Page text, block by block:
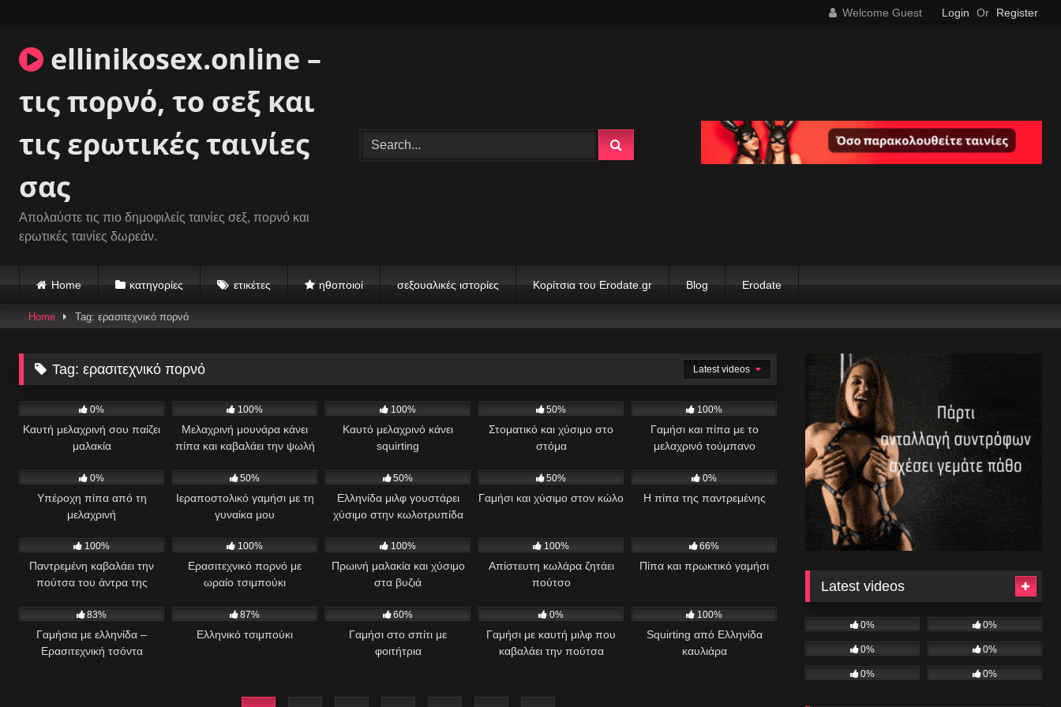
content
Welcome Guest Login Or Register
ellinikosex.online –
τις πορνό, το σεξ και
τις ερωτικές ταινίες
σας
Απολαύστε τις πιο δημοφιλείς ταινίες σεξ, πορνό και
ερωτικές ταινίες δωρεάν.
Home κατηγορίες ετικέτες ηθοποιοί σεξουαλικές ιστορίες Κορίτσια του Erodate.gr Blog Erodate
Home Tag: ερασιτεχνικό πορνό
Tag:ερασιτεχνικό πορνό
Latest videos
0%
Καυτή μελαχρινή σου παίζει
μαλακία
100%
Μελαχρινή μουνάρα κάνει
πίπα και καβαλάει την ψωλή
100%
Καυτό μελαχρινό κάνει
squirting
50%
Στοματικό και χύσιμο στο
στόμα
100%
Γαμήσι και πίπα με το
μελαχρινό τούμπανο
0%
Υπέροχη πίπα από τη
μελαχρινή
50%
Ιεραποστολικό γαμήσι με τη
γυναίκα μου
50%
Ελληνίδα μιλφ γουστάρει
χύσιμο στην κωλοτρυπίδα
50%
Γαμήσι και χύσιμο στον κώλο
0%
Η πίπα της παντρεμένης
100%
Παντρεμένη καβαλάει την
πούτσα του άντρα της
100%
Ερασιτεχνικό πορνό με
ωραίο τσιμπούκι
100%
Πρωινή μαλακία και χύσιμο
στα βυζιά
100%
Απίστευτη κωλάρα ζητάει
πούτσο
66%
Πίπα και πρωκτικό γαμήσι
83%
Γαμήσια με ελληνίδα –
Ερασιτεχνική τσόντα
87%
Ελληνικό τσιμπούκι
60%
Γαμήσι στο σπίτι με
φοιτήτρια
0%
Γαμήσι με καυτή μιλφ που
καβαλάει την πούτσα
100%
Squirting από Ελληνίδα
καυλιάρα
Latest videos
0% 0%
0% 0%
0% 0%